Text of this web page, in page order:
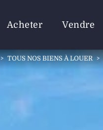
Acheter Vendre
> TOUS NOS BIENS À LOUER >